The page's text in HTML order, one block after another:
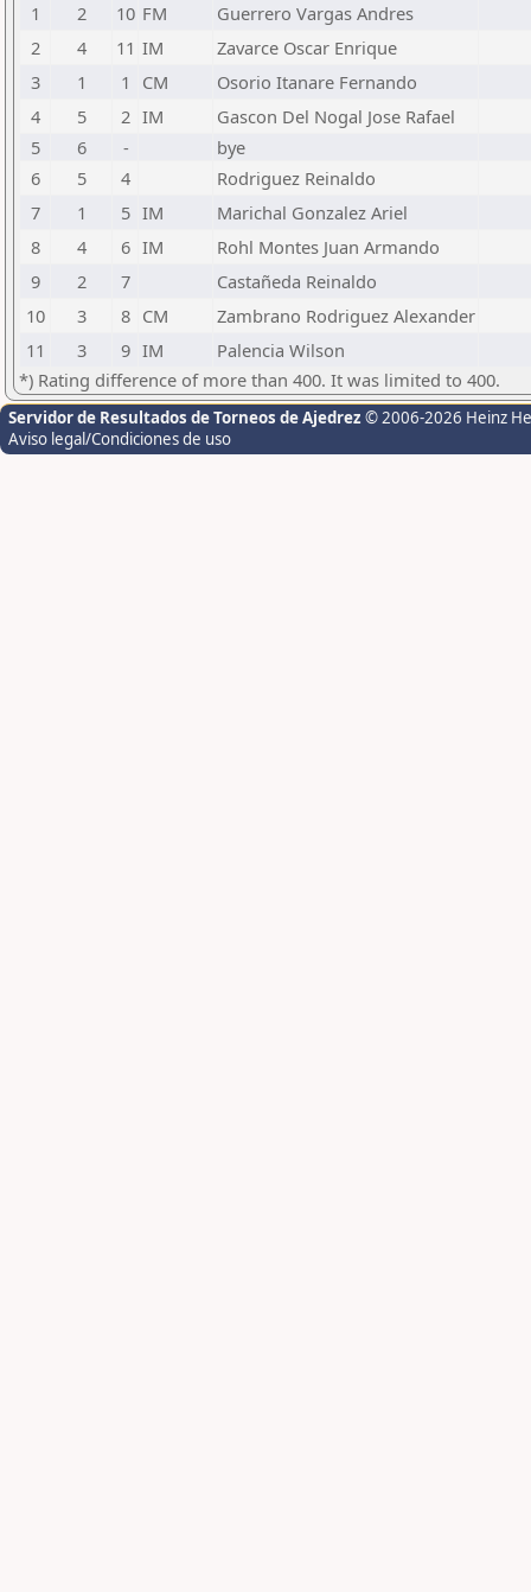
1
2 10 FM
Guerrero Vargas Andres
2
4 11 IM
Zavarce Oscar Enrique
3
1 1 CM
Osorio Itanare Fernando
4
5 2 IM
Gascon Del Nogal Jose Rafael
5
6 -
bye
6
5 4
Rodriguez Reinaldo
7
1 5 IM
Marichal Gonzalez Ariel
8
4 6 IM
Rohl Montes Juan Armando
9
2 7
Castañeda Reinaldo
10
3 8 CM
Zambrano Rodriguez Alexander
11
3 9 IM
Palencia Wilson
*) Rating difference of more than 400. It was limited to 400.
Servidor de Resultados de Torneos de Ajedrez © 2006-2026 Heinz
Aviso legal/Condiciones de uso